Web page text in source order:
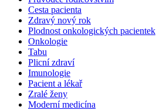
Cesta pacienta
Zdravý nový rok
Plodnost onkologických pacientek
Onkologie
Tabu
Plicní zdraví
Imunologie
Pacient a lékař
Zralé ženy
Moderní medicína